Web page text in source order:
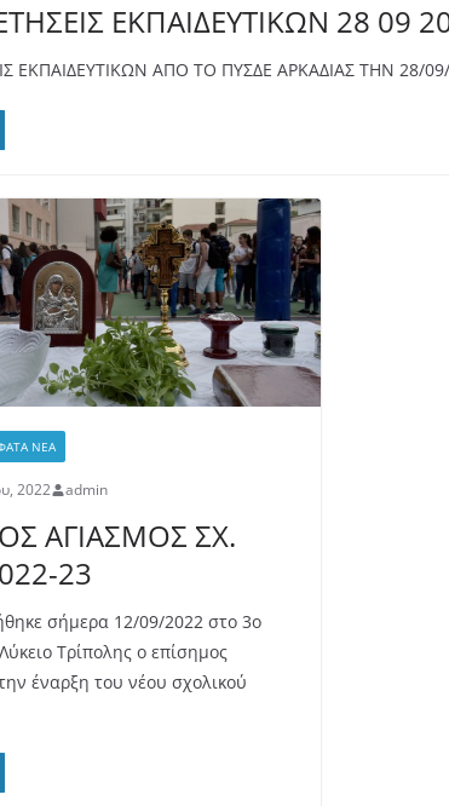
ΕΚΠΑΙΔΕΥΤΙΚΩΝ 28 09
ΕΚΠΑΙΔΕΥΤΙΚΩΝ ΑΠΟ ΤΟ ΠΥΣΔΕ ΑΡΚΑΔΙΑΣ ΤΗΝ 28/
ΝΕΑ
2022 admin
ΑΓΙΑΣΜΟΣ ΣΧ.
23
σήμερα 12/09/2022 στο 3ο
Τρίπολης ο επίσημος
έναρξη του νέου σχολικού